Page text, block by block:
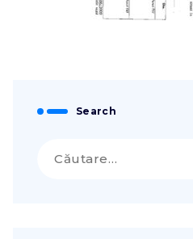
Search
după: